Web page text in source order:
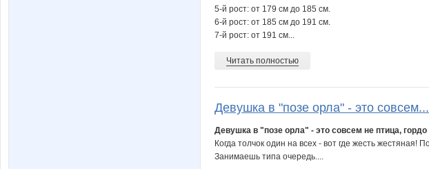
5-й рост: от 179 см до 185 см.
6-й рост: от 185 см до 191 см.
7-й рост: от 191 см...
Читать полностью
Девушка в "позе орла" - это совсем...
Девушка в "позе орла" - это совсем не птица,
Когда толчок один на всех - вот где жесть
Занимаешь типа очередь....